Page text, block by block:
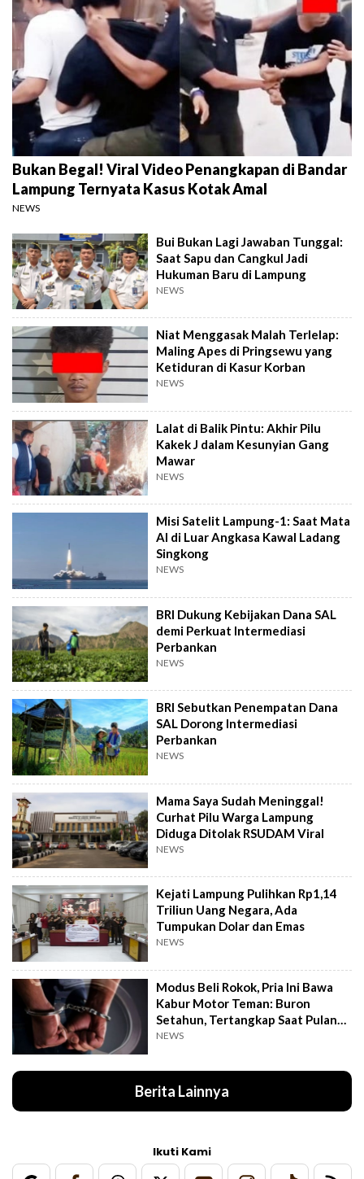
Bukan Begal! Viral Video Penangkapan di Bandar
Lampung Ternyata Kasus Kotak Amal
NEWS
Bui Bukan Lagi Jawaban Tunggal:
Saat Sapu dan Cangkul Jadi
Hukuman Baru di Lampung
NEWS
Niat Menggasak Malah Terlelap:
Maling Apes di Pringsewu yang
Ketiduran di Kasur Korban
NEWS
Lalat di Balik Pintu: Akhir Pilu
Kakek J dalam Kesunyian Gang
Mawar
NEWS
Misi Satelit Lampung-1: Saat Mata
AI di Luar Angkasa Kawal Ladang
Singkong
NEWS
BRI Dukung Kebijakan Dana SAL
demi Perkuat Intermediasi
Perbankan
NEWS
BRI Sebutkan Penempatan Dana
SAL Dorong Intermediasi
Perbankan
NEWS
Mama Saya Sudah Meninggal!
Curhat Pilu Warga Lampung
Diduga Ditolak RSUDAM Viral
NEWS
Kejati Lampung Pulihkan Rp1,14
Triliun Uang Negara, Ada
Tumpukan Dolar dan Emas
NEWS
Modus Beli Rokok, Pria Ini Bawa
Kabur Motor Teman: Buron
Setahun, Tertangkap Saat Pulang
Kampung
NEWS
Berita Lainnya
Ikuti Kami